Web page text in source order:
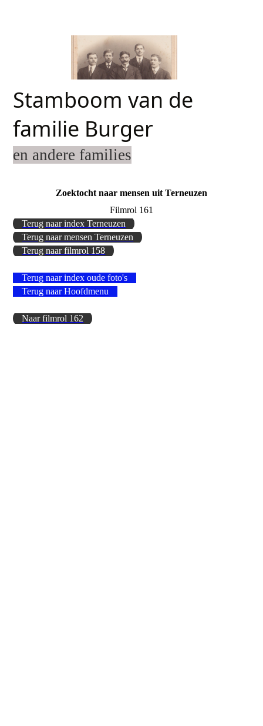
Stamboom van de
familie Burger
en andere families
Zoektocht naar mensen uit Terneuzen
Filmrol 161
Terug naar index Terneuzen
Terug naar mensen Terneuzen
Terug naar filmrol 158
Terug naar index oude foto's
Terug naar Hoofdmenu
Naar filmrol 162